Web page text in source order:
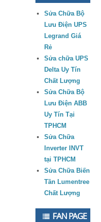
Sửa Chữa Bộ
Lưu Điện UPS
Legrand Giá
Rẻ
Sửa chữa UPS
Delta Uy Tín
Chất Lượng
Sửa Chữa Bộ
Lưu Điện ABB
Uy Tín Tại
TPHCM
Sửa Chữa
Inverter INVT
tại TPHCM
Sửa Chữa Biến
Tần Lumentree
Chất Lượng
FAN PAGE